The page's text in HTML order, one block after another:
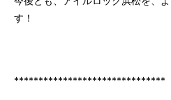
す！
*******************************